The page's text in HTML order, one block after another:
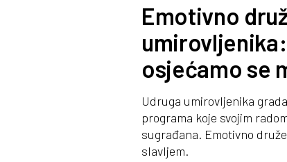
Emotivno
osjećamo se
Udruga umirovljenika
programa koje svojim
sugrađana. Emotivno
slavljem.